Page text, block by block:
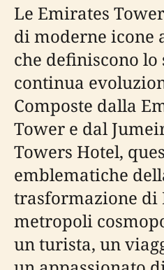
Le Emirates
di moderne icone
che definiscono
continua
Composte dalla
Tower e dal
Towers Hotel,
emblematiche
trasformazione di
metropoli
un turista, un